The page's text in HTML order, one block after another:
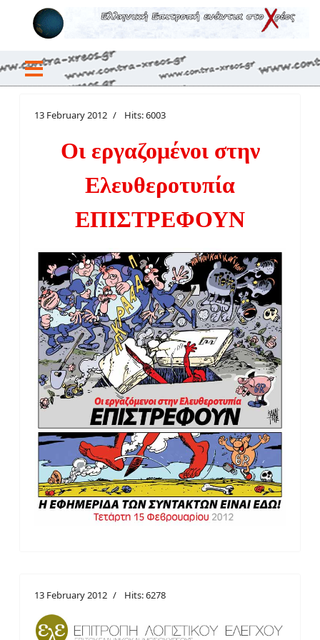
13 February 2012 Hits: 6003
Οι εργαζομένοι στην
Ελευθεροτυπία
ΕΠΙΣΤΡΕΦΟΥΝ
13 February 2012 Hits: 6278